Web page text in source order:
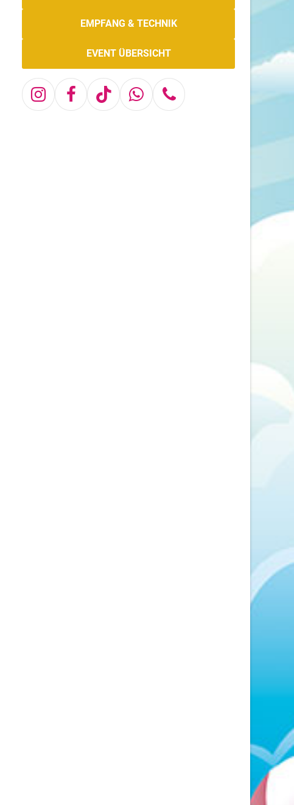
EMPFANG & TECHNIK
EVENT ÜBERSICHT
Instagram
Facebook
TiktokWhatsapp
Telefon